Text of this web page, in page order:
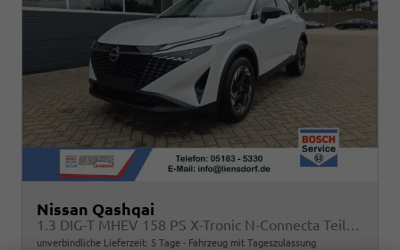
Nissan Qashqai
1.3 DIG-T MHEV 158 PS X-Tronic N-Connecta Teil-Leder PanoGlasdach Klimaautomatik Sitzheizung Lenkradheizung Navi ACC PDC v+h 360°Kamera DAB Bluetooth Touchscreen Apple CarPlay Android Auto 18"LM
unverbindliche Lieferzeit: 5 Tage Fahrzeug mit Tageszulassung